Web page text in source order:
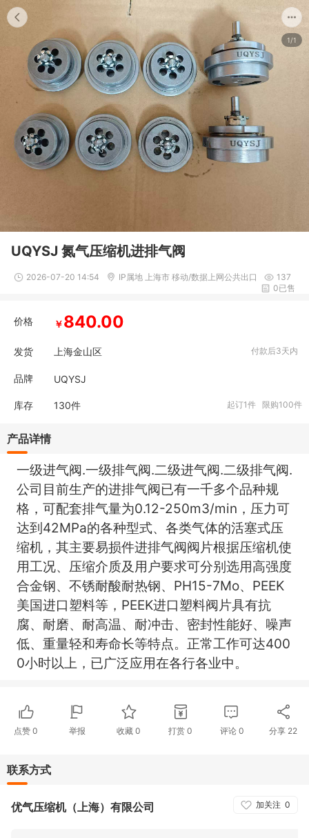
1/1
UQYSJ 氮气压缩机进排气阀
2026-07-20 14:54 IP属地 上海市 移动/数据上网公共出口
137
0已售
价格 ￥840.00
发货 上海金山区 付款后3天内
品牌 UQYSJ
库存 130件 起订1件 限购100件
产品详情
一级进气阀.一级排气阀.二级进气阀.二级排气阀.
公司目前生产的进排气阀已有一千多个品种规
格，可配套排气量为0.12-250m3/min ，压力可
达到 42MPa的各种型式、各类气体的活塞式压
缩机，其主要易损件进排气阀阀片根据压缩机使
用工况、压缩介质及用户要求可分别选用高强度
合金钢、不锈耐酸耐热钢、 PH15-7Mo、 PEEK
美国进口塑料等， PEEK进口塑料阀片具有抗
腐、耐磨、耐高温、耐冲击、密封性能好、噪声
低、重量轻和寿命长等特点。正常工作可达400
0小时以上，已广泛应用在各行各业中。
点赞 0 举报 收藏0 打赏 0 评论 0 分享 22
联系方式
加关注 0
优气压缩机（上海）有限公司